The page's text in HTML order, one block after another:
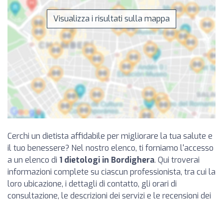
Visualizza i risultati sulla mappa
Cerchi un dietista affidabile per migliorare la tua salute e
il tuo benessere? Nel nostro elenco, ti forniamo l'accesso
a un elenco di 1 dietologi in Bordighera. Qui troverai
informazioni complete su ciascun professionista, tra cui la
loro ubicazione, i dettagli di contatto, gli orari di
consultazione, le descrizioni dei servizi e le recensioni dei